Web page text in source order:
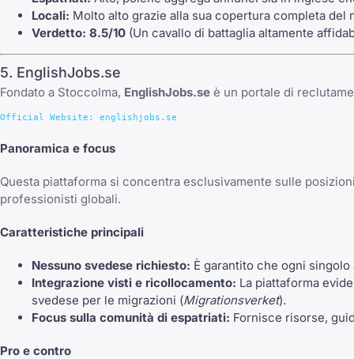
Locali: Molto alto grazie alla sua copertura completa del
Verdetto: 8.5/10 (Un cavallo di battaglia altamente
5. EnglishJobs.se
Fondato a Stoccolma, EnglishJobs.se è un portale di
Panoramica e focus
Questa piattaforma si concentra esclusivamente sulle
professionisti globali.
Caratteristiche principali
Nessuno svedese richiesto: È garantito che ogni
Integrazione visti e ricollocamento: La piattaforma
svedese per le migrazioni (Migrationsverket).
Focus sulla comunità di espatriati: Fornisce risorse,
Pro e contro